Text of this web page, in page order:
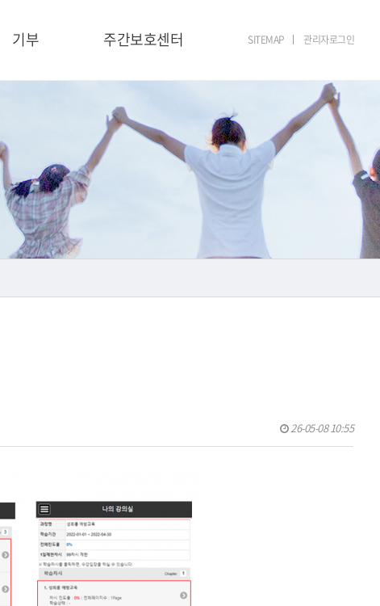
기부 주간보호센터 SITEMAP 관리자로그인
26-05-08 10:55